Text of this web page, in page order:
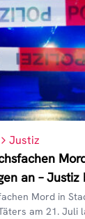
Justiz
an –
Mord in
am 21. Juli